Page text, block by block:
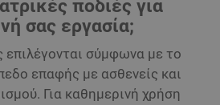
ποδιές για
σας εργασία;
επιλέγονται σύμφωνα με το
επαφής με ασθενείς και
Για καθημερινή χρήση